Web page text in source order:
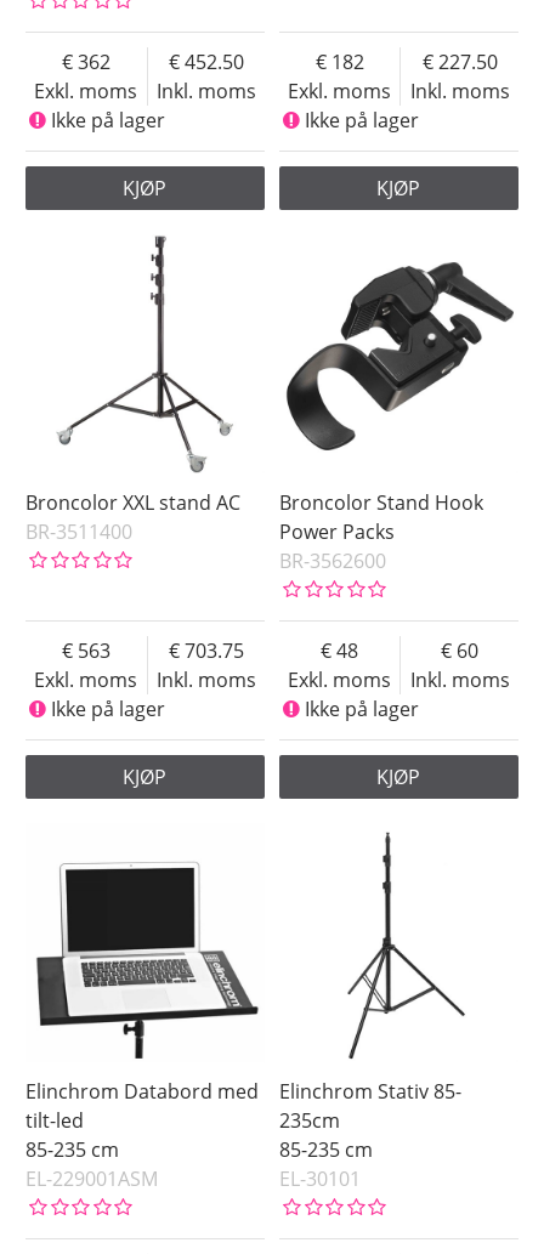
Exkl. moms
362
Inkl. moms
452.50
Ikke på lager
KJØP
Exkl. moms
182
Inkl. moms
227.50
Ikke på lager
KJØP
Broncolor XXL stand AC
BR-3511400
Exkl. moms
563
Inkl. moms
703.75
Ikke på lager
KJØP
Broncolor Stand Hook
Power Packs
BR-3562600
Exkl. moms
48
Inkl. moms
60
Ikke på lager
KJØP
Elinchrom Databord med
tilt-led
85-235 cm
EL-229001ASM
Elinchrom Stativ 85-
235cm
85-235 cm
EL-30101